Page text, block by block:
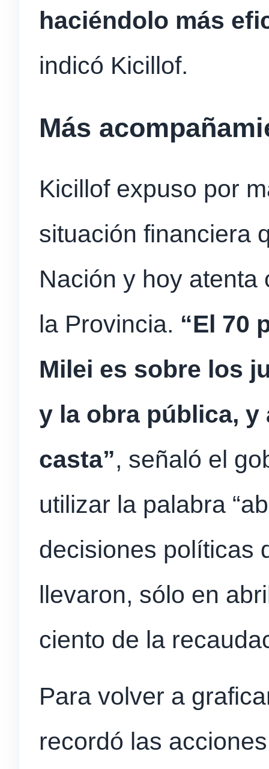
haciéndolo más
indicó Kicillof.
Más
Kicillof expuso por
situación financiera
Nación y hoy atenta
la Provincia. “El 70
Milei es sobre los
y la obra pública, y
casta”, señaló el
utilizar la palabra
decisiones políticas
llevaron, sólo en
ciento de la
Para volver a
recordó las